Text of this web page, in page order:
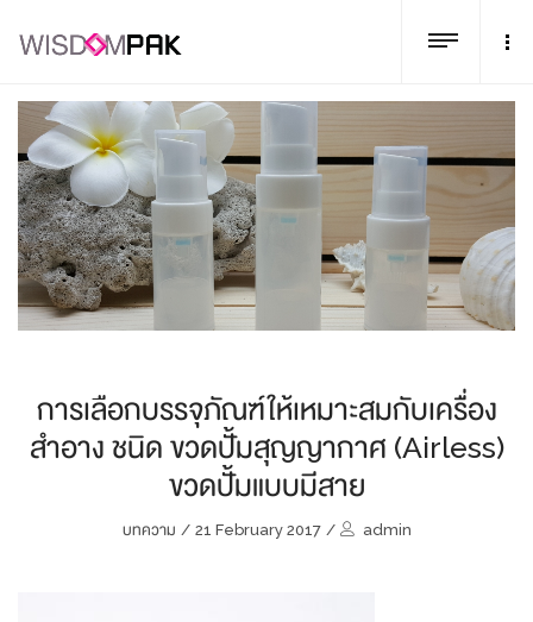
การเลือกบรรจุภัณฑ์ให้เหมาะสมกับเครื่อง
สำอาง ชนิด ขวดปั้มสุญญากาศ (Airless)
ขวดปั้มแบบมีสาย
บทความ / 21 February 2017 / admin